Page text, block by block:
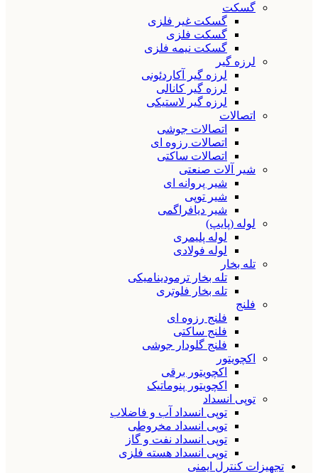
گسکت
گسکت غیر فلزی
گسکت فلزی
گسکت نیمه فلزی
لرزه گیر
لرزه گیر آکاردئونی
لرزه گیر کانالی
لرزه گیر لاستیکی
اتصالات
اتصالات جوشی
اتصالات رزوه ای
اتصالات ساکتی
شیر آلات صنعتی
شیر پروانه ای
شیر توپی
شیر دیافراگمی
لوله (پایپ)
لوله پلیمری
لوله فولادی
تله بخار
تله بخار ترمودینامیکی
تله بخار فلوتری
فلنج
فلنج رزوه ای
فلنج ساکتی
فلنج گلودار جوشی
اکچویتور
اکچویتور برقی
اکچویتور پنوماتیک
توپی انسداد
توپی انسداد آب و فاضلاب
توپی انسداد مخروطی
توپی انسداد نفت و گاز
توپی انسداد هسته فلزی
تجهیزات کنترل ایمنی